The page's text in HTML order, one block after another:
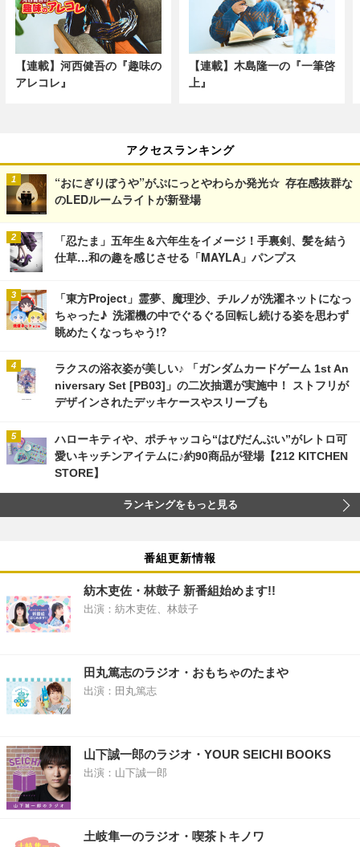
【連載】河西健吾の『趣味の
アレコレ』
【連載】木島隆一の『一筆啓
上』
アクセスランキング
“おにぎりぼうや”がぷにっとやわらか発光☆ 存在感抜群な
のLEDルームライトが新登場
「忍たま」五年生＆六年生をイメージ！手裏剣、髪を結う
仕草…和の趣を感じさせる「MAYLA」パンプス
「東方Project」霊夢、魔理沙、チルノが洗濯ネットになっ
ちゃった♪ 洗濯機の中でぐるぐる回転し続ける姿を思わず
眺めたくなっちゃう!?
ラクスの浴衣姿が美しい♪ 「ガンダムカードゲーム 1st An
niversary Set [PB03]」の二次抽選が実施中！ ストフリが
デザインされたデッキケースやスリーブも
ハローキティや、ポチャッコら“はぴだんぶい”がレトロ可
愛いキッチンアイテムに♪約90商品が登場【212 KITCHEN
STORE】
ランキングをもっと見る
番組更新情報
紡木吏佐・林鼓子 新番組始めます!!
出演：紡木吏佐、林鼓子
田丸篤志のラジオ・おもちゃのたまや
出演：田丸篤志
山下誠一郎のラジオ・YOUR SEICHI BOOKS
出演：山下誠一郎
土岐隼一のラジオ・喫茶トキノワ